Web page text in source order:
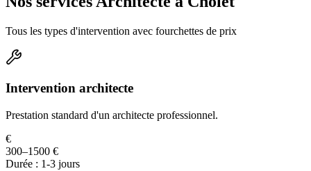
Tous les types d'intervention avec fourchettes de prix
Intervention architecte
Prestation standard d'un architecte professionnel.
€
300–1500 €
Durée : 1-3 jours